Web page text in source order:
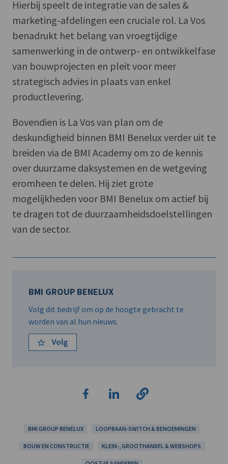
Hierbij speelt de integratie van de sales &
marketing-afdelingen een cruciale rol. La Vos
benadrukt het belang van vroegtijdige
samenwerking in de ontwerp- en ontwikkelfase
van bouwprojecten en pleit voor meer
strategisch advies in plaats van enkel
productlevering.
Bovendien is La Vos van plan om de
deskundigheid binnen BMI Benelux verder uit te
breiden via de BMI Academy om zo de kennis
over duurzame daksystemen en de wetgeving
eromheen te delen. Hij ziet grote
mogelijkheden voor BMI Benelux om actief bij
te dragen tot de duurzaamheidsdoelstellingen
van de sector.
BMI GROUP BENELUX
Volg dit bedrijf om op de hoogte gebracht te
worden van al hun nieuws.
Volg
BMI GROUP BENELUX LOOPBAAN-SWITCH & BENOEMINGEN
BOUW EN CONSTRUCTIE KLEIN-, GROOTHANDEL & WEBSHOPS